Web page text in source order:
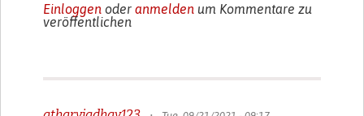
Einloggen oderanmelden um Kommentare zu
veröffentlichen